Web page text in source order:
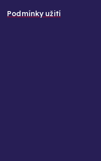
Podmínky užití